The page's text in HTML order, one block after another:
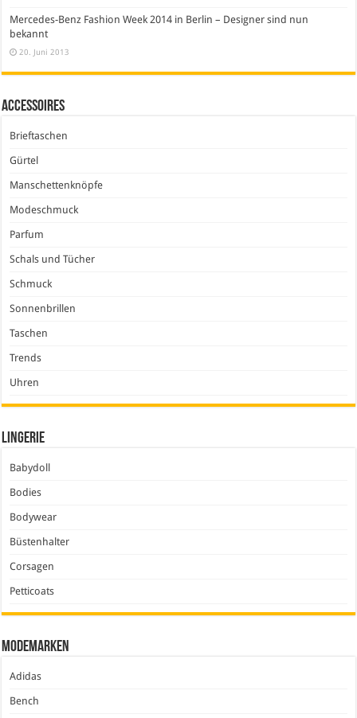
Mercedes-Benz Fashion Week 2014 in Berlin – Designer sind nun
bekannt
20. Juni 2013
Accessoires
Brieftaschen
Gürtel
Manschettenknöpfe
Modeschmuck
Parfum
Schals und Tücher
Schmuck
Sonnenbrillen
Taschen
Trends
Uhren
Lingerie
Babydoll
Bodies
Bodywear
Büstenhalter
Corsagen
Petticoats
Modemarken
Adidas
Bench